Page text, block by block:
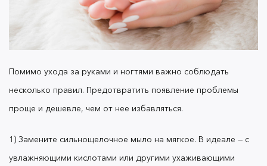
и ногти. От состояния кутикулы зависит общий вид
рук и состояние ногтей.
4) Используйте увлажняющий и (или)
питательныйкремпосле каждого мытья рук,
чтобы своевременно восполнить уровень влаги.
Помимо ухода за руками и ногтями важно соблюдать
несколько правил. Предотвратить появление проблемы
проще и дешевле, чем от нее избавляться.
1) Замените сильнощелочное мыло на мягкое. В идеале — с
увлажняющими кислотами или другими ухаживающими